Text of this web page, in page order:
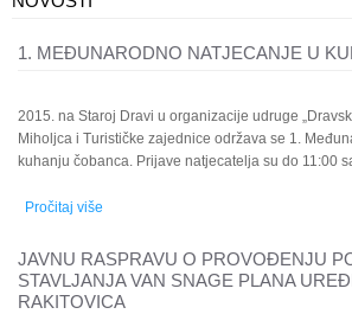
1. MEĐUNARODNO NATJECANJE U
2015. na Staroj Dravi u organizacije udruge
Miholjca i Turističke zajednice održava se 1.
kuhanju čobanca. Prijave natjecatelja su do 11:00
Pročitaj više
JAVNU RASPRAVU O PROVOĐENJU
STAVLJANJA VAN SNAGE PLANA
RAKITOVICA